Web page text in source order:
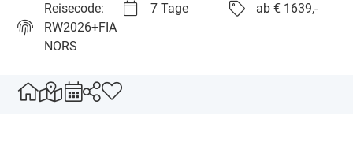
Reisecode:
RW2026+FIA
NORS
7 Tage ab € 1639,-